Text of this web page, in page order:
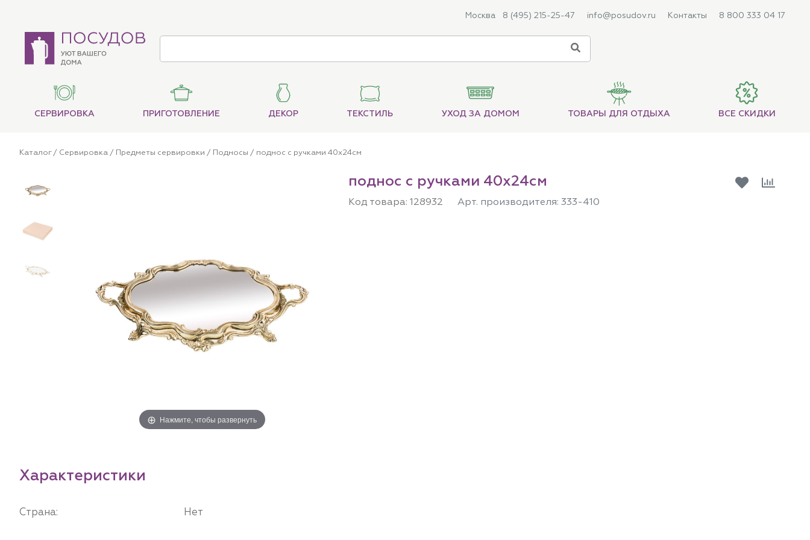
Москва 8 (495) 215-25-47 info@posudov.ru Контакты 8 800 333 04 17
СЕРВИРОВКА ПРИГОТОВЛЕНИЕ ДЕКОР ТЕКСТИЛЬ УХОД ЗА ДОМОМ ТОВАРЫ ДЛЯ ОТДЫХА ВСЕ СКИДКИ
Каталог/ Сервировка / Предметы сервировки / Подносы / поднос с ручками 40х24см
Нажмите, чтобы развернуть
поднос с ручками 40х24см
Код товара: 128932 Арт. производителя: 333-410
Характеристики
Страна: Нет